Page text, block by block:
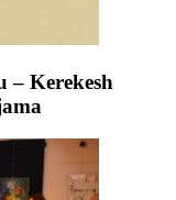
– Kerekesh